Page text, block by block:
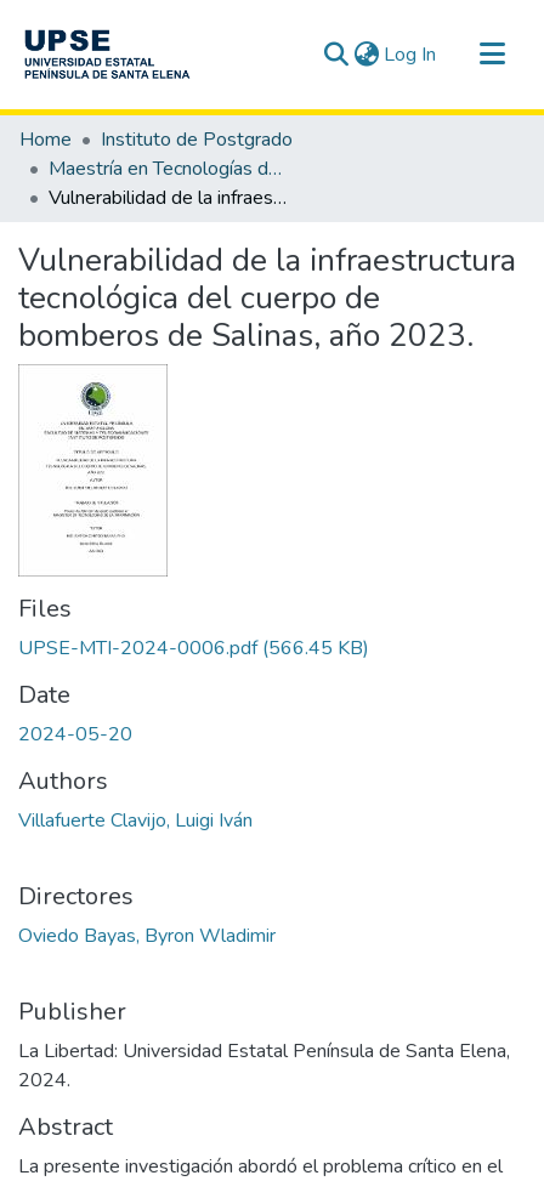
Log In (current)
Communities & Collections
All of DSpace
Statistics
Home
Instituto de Postgrado
Maestría en Tecnologías de la Información
Vulnerabilidad de la infraestructura tecnológica del cuerpo de bomberos de Salinas, año 2023.
Vulnerabilidad de la infraestructura
tecnológica del cuerpo de
bomberos de Salinas, año 2023.
Files
UPSE-MTI-2024-0006.pdf(566.45 KB)
Date
2024-05-20
Authors
Villafuerte Clavijo, Luigi Iván
Directores
Oviedo Bayas, Byron Wladimir
Publisher
La Libertad: Universidad Estatal Península de Santa Elena,
2024.
Abstract
La presente investigación abordó el problema crítico en el